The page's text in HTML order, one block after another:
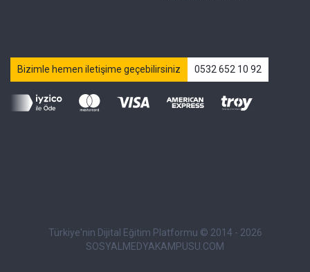
Bizimle hemen iletişime geçebilirsiniz 0532 652 10 92
Türkiye'nin Dijital Eğitim Platformu © 2014 - 2026
SOSYALMEDYAKAMPUSU.COM